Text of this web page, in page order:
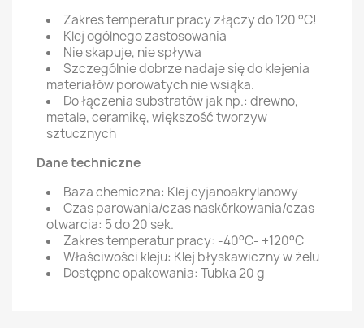
Zakres temperatur pracy złączy do 120 °C!
Klej ogólnego zastosowania
Nie skapuje, nie spływa
Szczególnie dobrze nadaje się do klejenia
materiałów porowatych nie wsiąka.
Do łączenia substratów jak np.: drewno,
metale, ceramikę, większość tworzyw
sztucznych
Dane techniczne
Baza chemiczna: Klej cyjanoakrylanowy
Czas parowania/czas naskórkowania/czas
otwarcia: 5 do 20 sek.
Zakres temperatur pracy: -40°C- +120°C
Właściwości kleju: Klej błyskawiczny w żelu
Dostępne opakowania: Tubka 20 g